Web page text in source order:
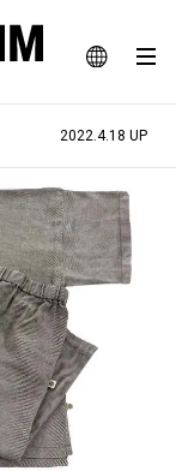
JA
EN
WEBマガジン
ト
2022.4.18 UP